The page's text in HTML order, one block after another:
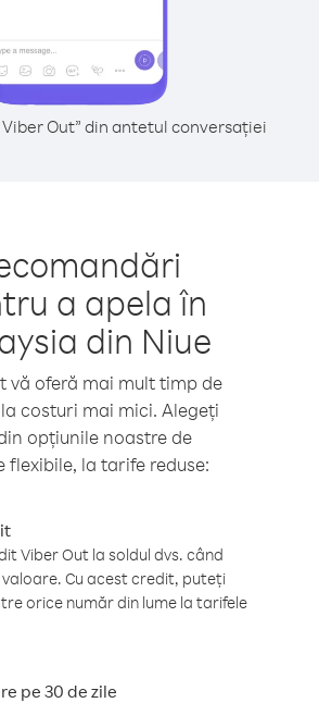
Out” din antetul conversației
a apela în
din Niue
vă oferă mai mult timp de
costuri mai mici. Alegeți
opțiunile noastre de
flexibile, la tarife reduse:
Viber Out la soldul dvs. când
Cu acest credit, puteți
orice număr din lume la tarifele
pe 30 de zile